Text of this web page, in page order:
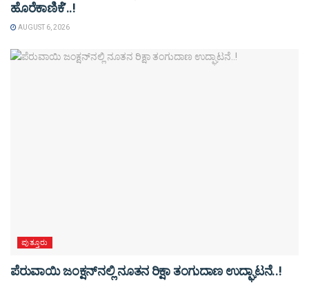
ಹೊರೆಕಾಣಿಕೆ’..!
AUGUST 6, 2026
ಪುತ್ತೂರು
ಪೆರುವಾಯಿ ಜಂಕ್ಷನ್‌ನಲ್ಲಿ ನೂತನ ರಿಕ್ಷಾ ತಂಗುದಾಣ ಉದ್ಘಾಟನೆ..!